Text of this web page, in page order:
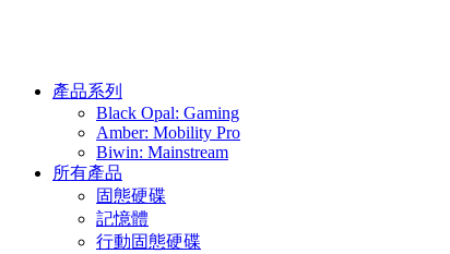
產品系列
Black Opal: Gaming
Amber: Mobility Pro
Biwin: Mainstream
所有產品
固態硬碟
記憶體
行動固態硬碟